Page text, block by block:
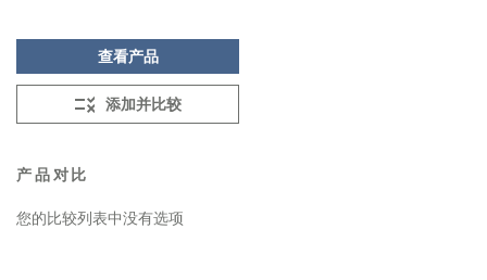
查看产品
添加并比较
产品对比
您的比较列表中没有选项